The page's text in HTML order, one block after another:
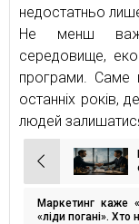
недостатньо
Не менш
середовище,
програми. Саме
останніх років,
людей залишатися
Навігація
записів
Маркетинг каже
«ліди погані».